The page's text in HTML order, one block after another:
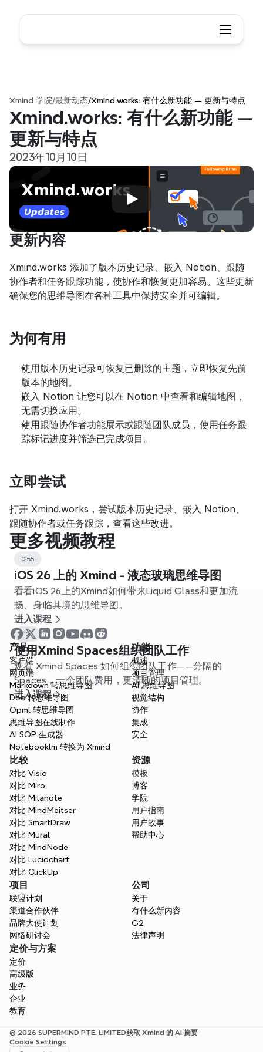
Xmind 学院/最新动态/Xmind.works: 有什么新功能 — 更新与特点
Xmind.works: 有什么新功能 —
更新与特点
2023年10月10日
更新内容
Xmind.works 添加了版本历史记录、嵌入 Notion、跟随
协作者和任务跟踪功能，使协作和恢复更加容易。这些更新
确保您的思维导图在各种工具中保持安全并可编辑。
为何有用
使用版本历史记录可恢复已删除的主题，立即恢复先前
版本的地图。
嵌入 Notion 让您可以在 Notion 中查看和编辑地图，
无需切换应用。
使用跟随协作者功能展示或跟随团队成员，使用任务跟
踪标记进度并筛选已完成项目。
立即尝试
打开 Xmind.works，尝试版本历史记录、嵌入 Notion、
跟随协作者或任务跟踪，查看这些改进。
更多视频教程
0:55
iOS 26 上的 Xmind - 液态玻璃思维导图
看看iOS 26上的Xmind如何带来Liquid Glass和更加流
畅、身临其境的思维导图。
进入课程
1:21
使用Xmind Spaces组织团队工作
观看 Xmind Spaces 如何组织团队工作——分隔的
Spaces，一个团队费用，更清晰的项目管理。
进入课程
产品
客户端
网页端
Markdown 转思维导图
Doc 转思维导图
Opml 转思维导图
思维导图在线制作
AI SOP 生成器
Notebooklm 转换为 Xmind
功能
概述
项目管理
AI 思维导图
视觉结构
协作
集成
安全
比较
对比 Visio
对比 Miro
对比 Milanote
对比 MindMeitser
对比 SmartDraw
对比 Mural
对比 MindNode
对比 Lucidchart
对比 ClickUp
资源
模板
博客
学院
用户指南
用户故事
帮助中心
项目
联盟计划
渠道合作伙伴
品牌大使计划
网络研讨会
公司
关于
有什么新内容
G2
法律声明
定价与方案
定价
高级版
业务
企业
教育
© 2026 SUPERMIND PTE. LIMITED获取 Xmind 的 AI 摘要
Cookie Settings
Select Language